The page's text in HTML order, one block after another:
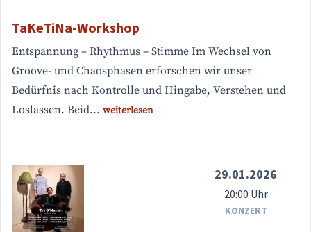
TaKeTiNa-Workshop
Entspannung – Rhythmus – Stimme Im Wechsel von
Groove- und Chaosphasen erforschen wir unser
Bedürfnis nach Kontrolle und Hingabe, Verstehen und
Loslassen. Beid... weiterlesen
29.01.2026
20:00 Uhr
KONZERT